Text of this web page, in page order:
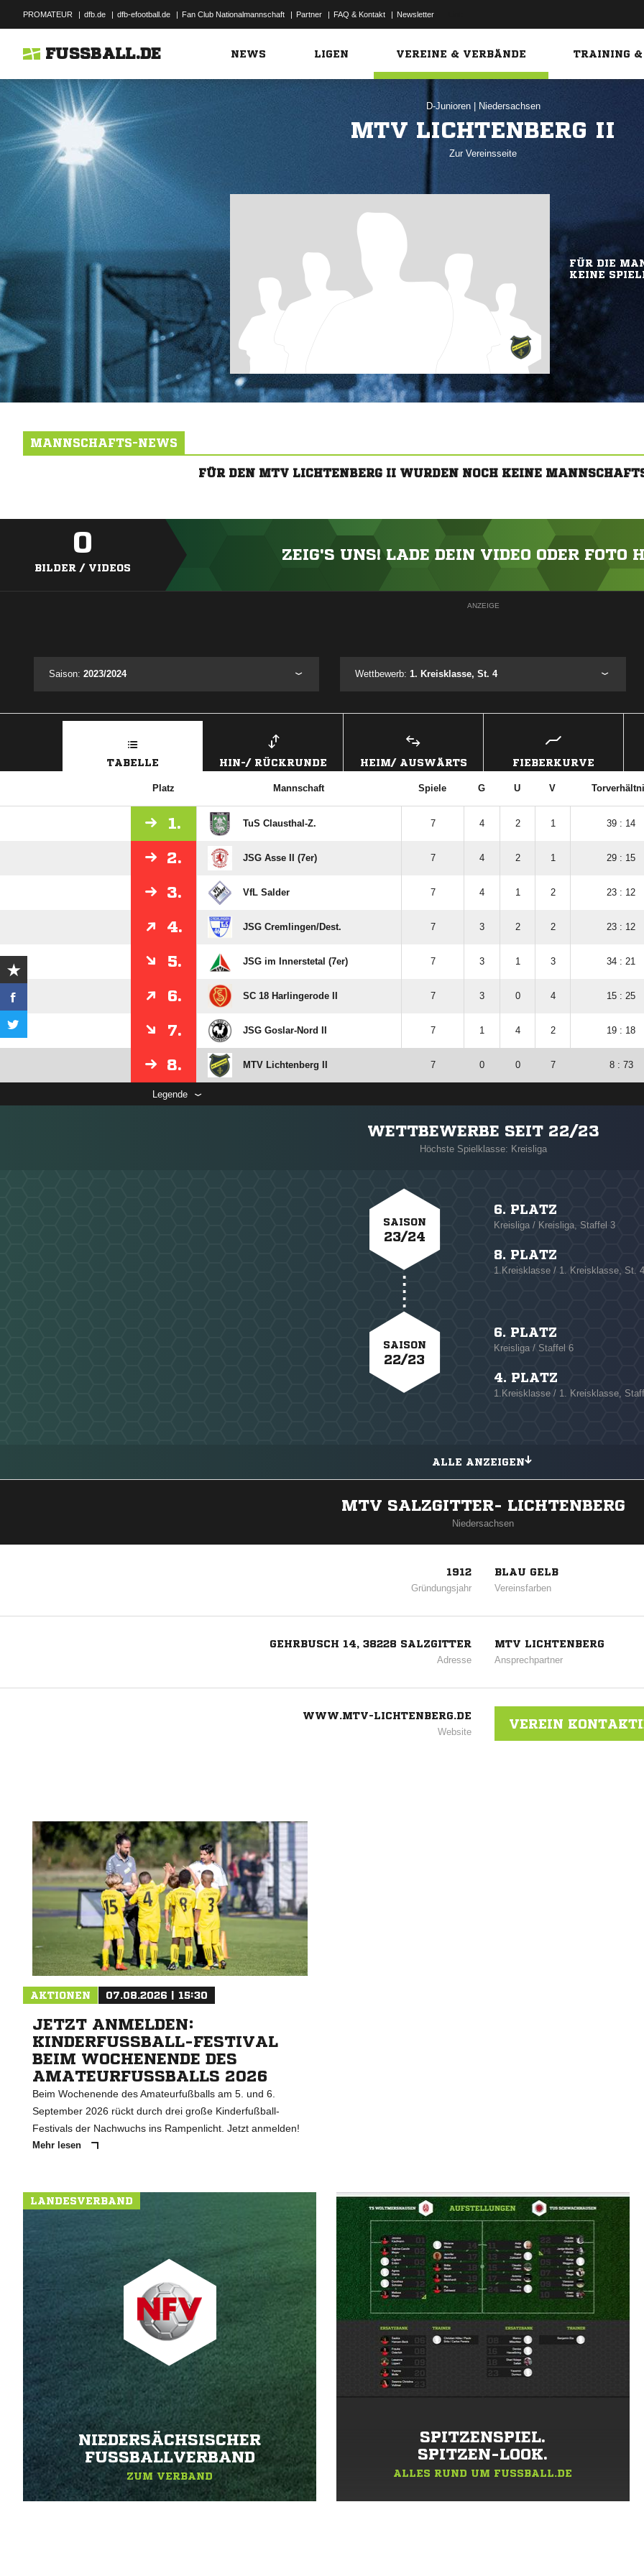
PROMATEUR | dfb.de | dfb-efootball.de | Fan Club Nationalmannschaft | Partner | FAQ & Kontakt | Newsletter
FUSSBALL.DE NEWS LIGEN VEREINE & VERBÄNDE TRAINING &
D-Junioren Niedersachsen
MTV LICHTENBERG II
Zur Vereinsseite
FÜR DIE
KEINE
MANNSCHAFTS-NEWS
FÜR DEN MTV LICHTENBERG II WURDEN NOCH KEINE
0
BILDER / VIDEOS
ZEIG'S UNS! LADE DEIN VIDEO ODER FOTO
ANZEIGE
Saison: 2023/2024 Wettbewerb:1. Kreisklasse, St. 4
TABELLE HIN-/ RÜCKRUNDE HEIM/ AUSWÄRTS FIEBERKURVE
Platz Mannschaft Spiele G U V
1. TuS Clausthal-Z. 7 4 2 1 39 : 14
2. JSG Asse II (7er) 7 4 2 1 29 : 15
3. VfL Salder 7 4 1 2 23 : 12
4. JSG Cremlingen/​Dest. 7 3 2 2 23 : 12
5. JSG im Innerstetal (7er) 7 3 1 3 34 : 21
6. SC 18 Harlingerode II 7 3 0 4 15 : 25
7. JSG Goslar-Nord II 7 1 4 2 19 : 18
8. MTV Lichtenberg II 7 0 0 7 8 : 73
Legende
WETTBEWERBE SEIT 22/23
Höchste Spielklasse: Kreisliga
SAISON
23/24
6. PLATZ
Kreisliga / Kreisliga, Staffel 3
8. PLATZ
1.Kreisklasse / 1. Kreisklasse, St.
SAISON
22/23
6. PLATZ
Kreisliga / Staffel 6
4. PLATZ
1.Kreisklasse / 1. Kreisklasse,
ALLE ANZEIGEN
MTV SALZGITTER- LICHTENBERG
Niedersachsen
1912
Gründungsjahr
BLAU GELB
Vereinsfarben
GEHRBUSCH 14, 38228 SALZGITTER
Adresse
MTV LICHTENBERG
Ansprechpartner
WWW.MTV-LICHTENBERG.DE
Website
VEREIN
AKTIONEN 07.08.2026 | 15:30
JETZT ANMELDEN:
KINDERFUSSBALL-FESTIVAL B
EIM WOCHENENDE DES A
MATEURFUSSBALLS 2026
Beim Wochenende des Amateurfußballs am 5. und 6.
September 2026 rückt durch drei große Kinderfußball-
Festivals der Nachwuchs ins Rampenlicht. Jetzt anmelden!
Mehr lesen
LANDESVERBAND
NIEDERSÄCHSISCHER
FUSSBALLVERBAND
ZUM VERBAND
SPITZENSPIEL.
SPITZEN-LOOK.
ALLES RUND UM FUSSBALL.DE